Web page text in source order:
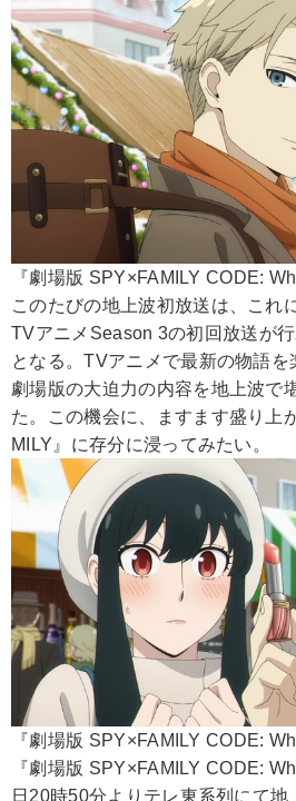
『劇場版 SPY×FAMILY CODE:
このたびの地上波初放送は、これ
TVアニメSeason 3の初回放送が
となる。TVアニメで最新の物語を
劇場版の大迫力の内容を地上波で
た。この機会に、ますます盛り上
MILY』に存分に浸ってみたい。
『劇場版 SPY×FAMILY CODE:
『劇場版 SPY×FAMILY CODE:
日20時50分よりテレ東系列にて地